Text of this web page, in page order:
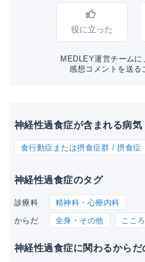
役に立った
MEDLEY運営チーム
感想コメントを送る
神経性過食症が含まれる病気
食行動症または摂食症群 / 摂食症
神経性過食症のタグ
診療科 精神科・心療内科
からだ 全身・その他 こころ
神経性過食症に関わるからだ